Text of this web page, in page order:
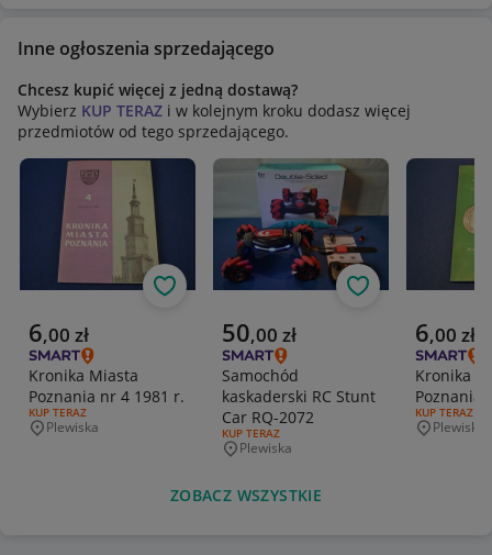
Inne ogłoszenia sprzedającego
Chcesz kupić więcej z jedną dostawą?
Wybierz KUP TERAZ i w kolejnym kroku dodasz więcej
przedmiotów od tego sprzedającego.
Aktualna cena
6,00 zł
Kronika Miasta
Poznania nr 4 1981 r.
RODZAJ OFERTY:
KUP TERAZ
Miejscowość
Plewiska
Obserwuj
Aktualna cena
50,00 zł
Samochód
kaskaderski RC Stunt
Car RQ-2072
RODZAJ OFERTY:
KUP TERAZ
Miejscowość
Plewiska
Obserwuj
Aktualna
6,00 zł
Kronika
Poznania
RODZAJ
KUP TERAZ
Plewiska
ZOBACZ WSZYSTKIE